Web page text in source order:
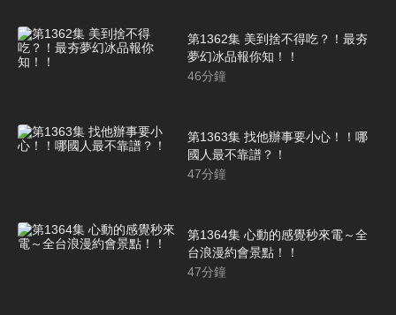
第1362集 美到捨不得吃？！最夯
夢幻冰品報你知！！
46分鐘
第1363集 找他辦事要小心！！哪
國人最不靠譜？！
47分鐘
第1364集 心動的感覺秒來電～全
台浪漫約會景點！！
47分鐘